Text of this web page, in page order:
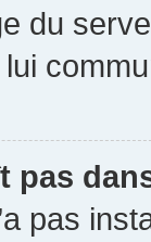
du
pas
pas